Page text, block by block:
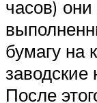
часов)
бумагу на
заводские
После